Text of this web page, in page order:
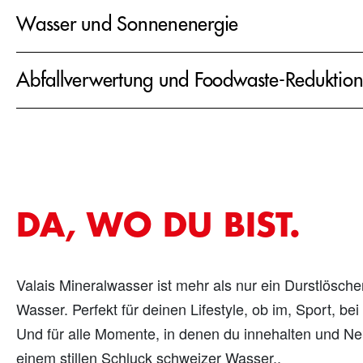
zu verlegen. Als Pionier der Bahnlogistik engagieren
Wasser und Sonnenenergie
Unser Strom stammt seit 2014 ausschliesslich aus
Abfallverwertung und Foodwaste-Reduktion
Wir achten streng darauf, dass während des
DA, WO DU BIST.
Valais Mineralwasser ist mehr als nur ein
Wasser. Perfekt für deinen Lifestyle, ob im, Sport,
Und für alle Momente, in denen du innehalten und
einem stillen Schluck schweizer Wasser..